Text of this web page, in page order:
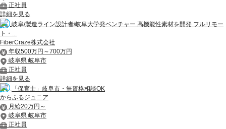
正社員
詳細を見る
岐阜/製造ライン設計者/岐阜大学発ベンチャー 高機能性素材を開発 フルリモー
ト・...
FiberCraze株式会社
年収500万円～700万円
岐阜県 岐阜市
正社員
詳細を見る
「保育士」岐阜市・無資格相談OK
からふるジュニア
月給20万円～
岐阜県 岐阜市
正社員